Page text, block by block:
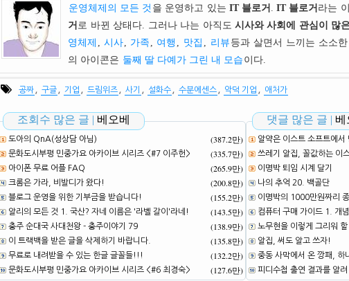
운영체제의 모든 것 을 운영하고 있는 IT 블로거 . IT 블로거 라는
거 로 바뀐 상태다. 그러나 나는 아직도 시사와 사회에 관심이 많
영체제 , 시사, 가족 , 여행 , 맛집 , 리뷰 등과 살면서 느끼는 소소
의 아이콘은 둘째 딸 다예가 그린 내 모습 이다.
공짜 구글 기업 드림위즈 사기 설화수 수분에센스 악덕 기업 애처가
조회수 많은 글 | 베오베
도아의 QnA(성상담 아님) (387.2만)
문화도시부평 민중가요 아카이브 시리즈 <#7 이주헌> (335.7만)
아이폰 무료 어플 FAQ (265.9만)
크롬은 가라, 비발디가 왔다! (200.8만)
블로그 운영을 위한 기부금을 받습니다! (155.2만)
알리의 모든 것 1. 국산? 자네 이름은 '라벨 갈이'라네! (143.5만)
충주 순대국 사대천왕 - 충주이야기 79 (138.9만)
이 트랙백을 받은 글을 삭제하기 바랍니다. (135.8만)
무료로 내려받을 수 있는 한글 글꼴들!!! (132.2만)
문화도시부평 민중가요 아카이브 시리즈 <#6 최경숙> (127.6만)
댓글 많은 글 | 베
알약은 이스트 소프트에
쓰레기 알집, 꼴값하는 이
이명박 퇴임 시계 달기
나의 추억 20. 백골단
이명박의 1000만원짜리
컴퓨터 구매 가이드 1. 개
노무현을 이렇게 그리워
알집, 써도 알고 쓰자!
중동 사막에서 온 깡패, 하
피디수첩 출연 결과를 알